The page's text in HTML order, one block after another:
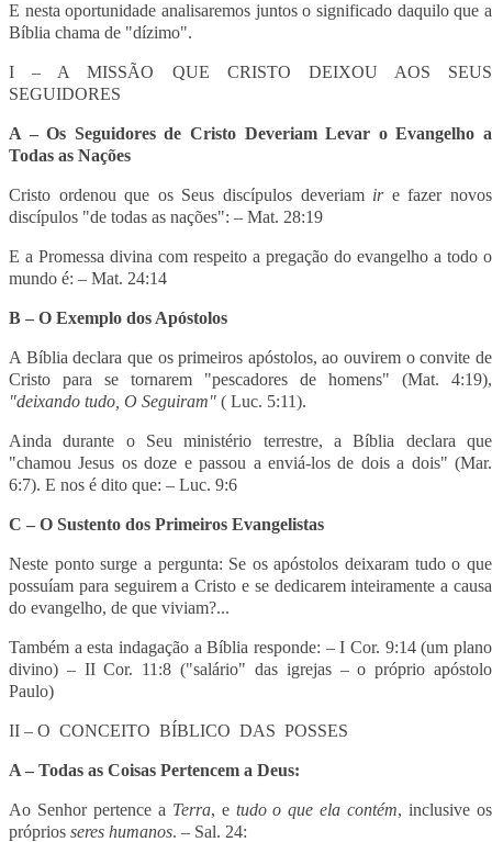
E nesta oportunidade analisaremos juntos o significado daquilo que a
Bíblia chama de "dízimo".
I – A MISSÃO QUE CRISTO DEIXOU AOS SEUS
SEGUIDORES
A – Os Seguidores de Cristo Deveriam Levar o Evangelho a
Todas as Nações
Cristo ordenou que os Seus discípulos deveriam ire fazer novos
discípulos "de todas as nações": – Mat. 28:19
E a Promessa divina com respeito a pregação do evangelho a todo o
mundo é: – Mat. 24:14
B – O Exemplo dos Apóstolos
A Bíblia declara que os primeiros apóstolos, ao ouvirem o convite de
Cristo para se tornarem "pescadores de homens" (Mat. 4:19),
"deixando tudo, O Seguiram" ( Luc. 5:11).
Ainda durante o Seu ministério terrestre, a Bíblia declara que
"chamou Jesus os doze e passou a enviá-los de dois a dois" (Mar.
6:7). E nos é dito que: – Luc. 9:6
C – O Sustento dos Primeiros Evangelistas
Neste ponto surge a pergunta: Se os apóstolos deixaram tudo o que
possuíam para seguirem a Cristo e se dedicarem inteiramente a causa
do evangelho, de que viviam?...
Também a esta indagação a Bíblia responde: – I Cor. 9:14 (um plano
divino) – II Cor. 11:8 ("salário" das igrejas – o próprio apóstolo
Paulo)
II – O CONCEITO BÍBLICO DAS POSSES
A – Todas as Coisas Pertencem a Deus:
Ao Senhor pertence a Terra, e tudo o que ela contém, inclusive os
próprios seres humanos. – Sal. 24: